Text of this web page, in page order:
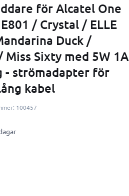
för Alcatel One
/ Crystal / ELLE
Duck /
Sixty med 5W 1A
- strömadapter för
kabel
100457